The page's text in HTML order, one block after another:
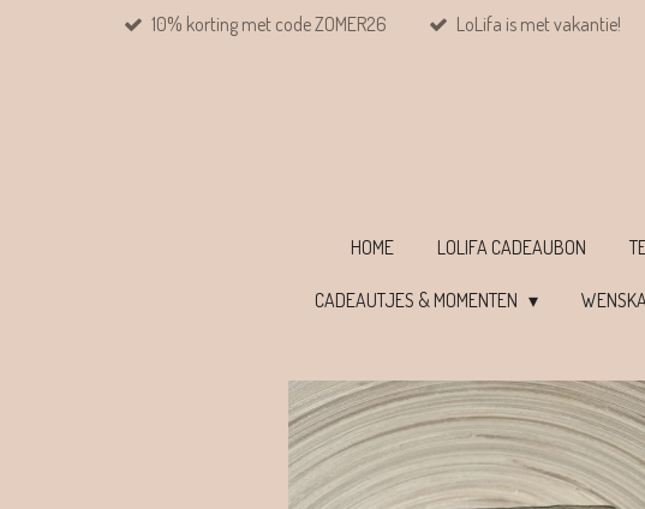
10% korting met code ZOMER26 LoLifa is met vakantie!
HOME LOLIFA CADEAUBON
CADEAUTJES & MOMENTEN